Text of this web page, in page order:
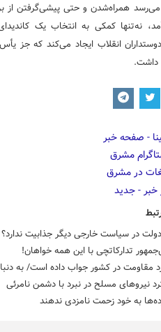
همراه‌شدن و حتی پیشی‌گرفتن از
نه‌تنها کمکی به انتخاب یک
دوستداران انقلاب ایجاد می‌کند که جز
داشت.
دولت در سیاست خارجی دیگر جذابیت ندارد؟
تدارکاتچی با این همه خواهان!
مقاومت در کشور جواب داده است/ به
نیروهای مسلح در نبرد با دشمن نامرئی
به خود زحمت نامزدی ندهند